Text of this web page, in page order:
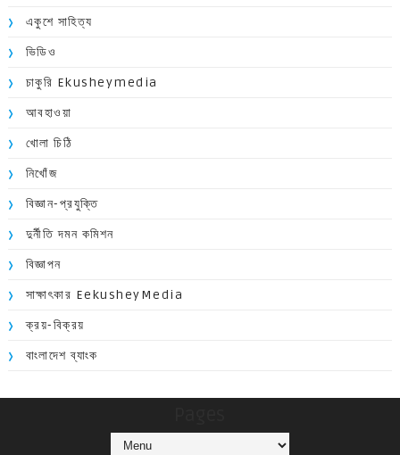
একুশে সাহিত্য
ভিডিও
চাকুরি Ekusheymedia
আবহাওয়া
খোলা চিঠি
নিখোঁজ
বিজ্ঞান-প্রযুক্তি
দুর্নীতি দমন কমিশন
বিজ্ঞাপন
সাক্ষাৎকার EekusheyMedia
ক্রয়-বিক্রয়
বাংলাদেশ ব্যাংক